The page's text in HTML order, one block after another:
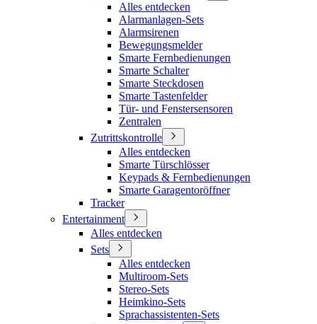
Alles entdecken
Alarmanlagen-Sets
Alarmsirenen
Bewegungsmelder
Smarte Fernbedienungen
Smarte Schalter
Smarte Steckdosen
Smarte Tastenfelder
Tür- und Fenstersensoren
Zentralen
Zutrittskontrolle
Alles entdecken
Smarte Türschlösser
Keypads & Fernbedienungen
Smarte Garagentoröffner
Tracker
Entertainment
Alles entdecken
Sets
Alles entdecken
Multiroom-Sets
Stereo-Sets
Heimkino-Sets
Sprachassistenten-Sets